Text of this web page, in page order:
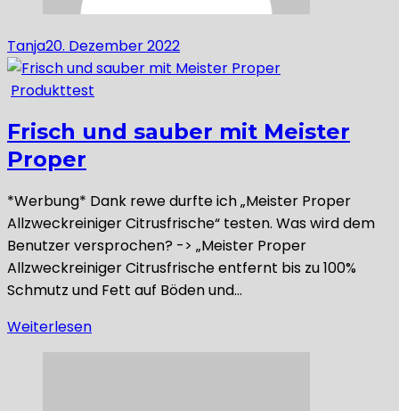
Tanja20. Dezember 2022
Produkttest
Frisch und sauber mit Meister
Proper
*Werbung* Dank rewe durfte ich „Meister Proper
Allzweckreiniger Citrusfrische“ testen. Was wird dem
Benutzer versprochen? -> „Meister Proper
Allzweckreiniger Citrusfrische entfernt bis zu 100%
Schmutz und Fett auf Böden und…
Weiterlesen